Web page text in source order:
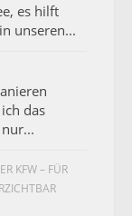
es hilft
unseren...
das
KFW – FÜR